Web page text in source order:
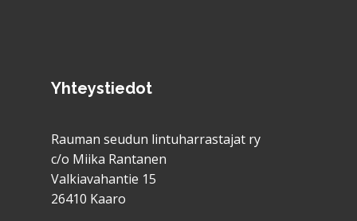
Yhteystiedot
Rauman seudun lintuharrastajat ry
c/o Miika Rantanen
Valkiavahantie 15
26410 Kaaro